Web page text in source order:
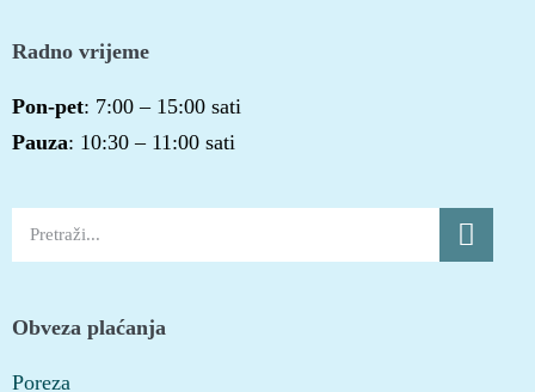
Radno vrijeme
Pon-pet: 7:00 – 15:00 sati
Pauza: 10:30 – 11:00 sati
Obveza plaćanja
Poreza